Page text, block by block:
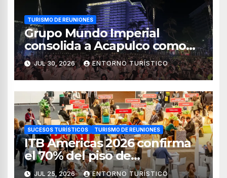
TURISMO DE REUNIONES
Grupo Mundo Imperial
consolida a Acapulco como
destino líder para la industria
de reuniones
JUL 30, 2026 ENTORNO TURÍSTICO
SUCESOS TURÍSTICOS TURISMO DE REUNIONES
ITB Americas 2026 confirma
el 70% del piso de
exposición vendido
JUL 25, 2026 ENTORNO TURÍSTICO